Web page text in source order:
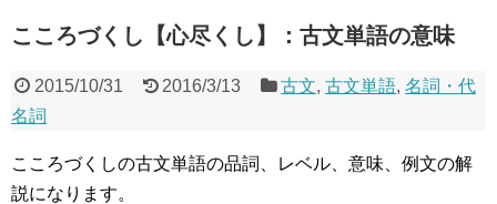
こころづくし【心尽くし】：古文単語の意味
2015/10/31 2016/3/13 古文,古文単語,名詞・代
名詞
こころづくしの古文単語の品詞、レベル、意味、例文の解
説になります。